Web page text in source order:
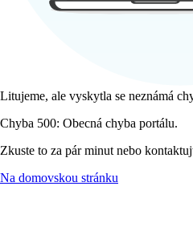
Litujeme, ale vyskytla se neznámá
Chyba 500: Obecná chyba portálu.
Zkuste to za pár minut nebo
Na domovskou stránku